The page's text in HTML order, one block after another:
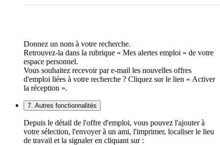
Donnez un nom à votre recherche.
Retrouvez-la dans la rubrique « Mes alertes emploi » de votre
espace personnel.
Vous souhaitez recevoir par e-mail les nouvelles offres
d'emploi liées à votre recherche ? Cliquez sur le lien « Activer
la réception ».
7. Autres fonctionnalités
Depuis le détail de l'offre d'emploi, vous pouvez l'ajouter à
votre sélection, l'envoyer à un ami, l'imprimer, localiser le lieu
de travail et la signaler en cliquant sur :